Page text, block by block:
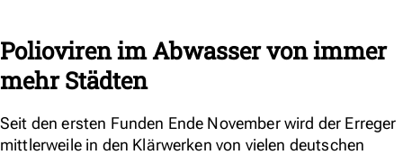
Polioviren im Abwasser von immer
mehr Städten
Seit den ersten Funden Ende November wird der Erreger
mittlerweile in den Klärwerken von vielen deutschen